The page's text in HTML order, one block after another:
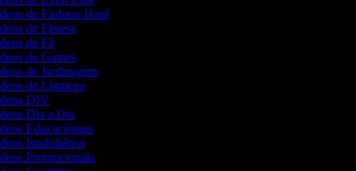
de Fashion Haul
de Fitness
de Fã
de Games
de Jardinagem
de Limpeza
DIY
Dia a Dia
Educacionais
Imobiliários
Promocionais